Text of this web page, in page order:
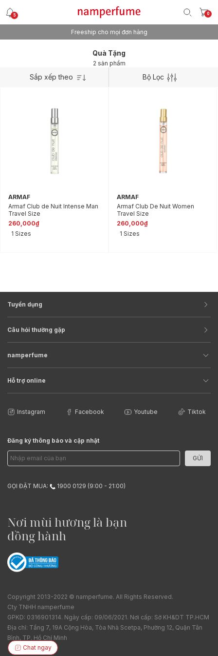
5 0
Freeship cho mọi đơn hàng
Quà Tặng
2 sản phẩm
Sắp xếp theo Bộ Lọc
ARMAF
Armaf Club de Nuit Intense Man
Travel Size
260,000₫
1 Sizes
ARMAF
Armaf Club De Nuit Women
Travel Size
260,000₫
1 Sizes
Tuyển dụng
Câu hỏi thường gặp
namperfume
Hỗ trợ online
Instagram Facebook Youtube Tiktok
Đăng ký thông báo và cập nhật
GỬI
GỌI ĐẶT MUA: 1900 0129 (9:00 - 21:00)
Nơi mùi hương là bạn
đồng hành
Copyright 2013-2022 © namperfume. All Rights Reserved.
Cty TNHH namperfume
GPKD: 0316901314. Ngày cấp: 09/06/2021. Nơi cấp: Sở KH&DT TP.HCM
Địa chỉ: Tầng 7, 19A Cộng Hòa, Tòa Nhà Scetpa, Phường 12, Quận Tân
Bình, TP. Hồ Chí Minh
Chat ngay